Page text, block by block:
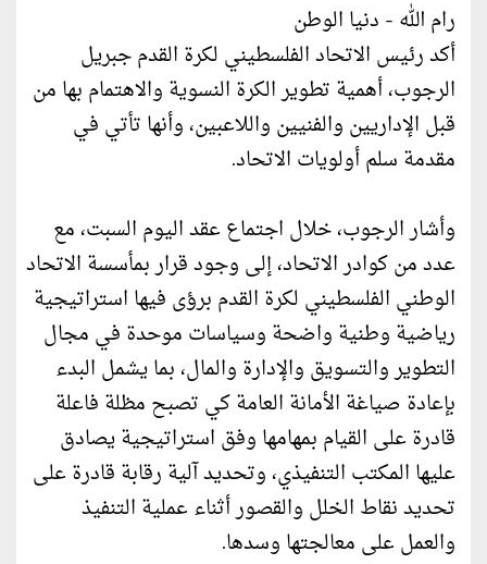
رام الله - دنيا الوطن
أكد رئيس الاتحاد الفلسطيني لكرة القدم جبريل
الرجوب، أهمية تطوير الكرة النسوية والاهتمام بها من
قبل الإداريين والفنيين واللاعبين، وأنها تأتي في
مقدمة سلم أولويات الاتحاد.
وأشار الرجوب، خلال اجتماع عقد اليوم السبت، مع
عدد من كوادر الاتحاد، إلى وجود قرار بمأسسة الاتحاد
الوطني الفلسطيني لكرة القدم برؤى فيها استراتيجية
رياضية وطنية واضحة وسياسات موحدة في مجال
التطوير والتسويق والإدارة والمال، بما يشمل البدء
بإعادة صياغة الأمانة العامة كي تصبح مظلة فاعلة
قادرة على القيام بمهامها وفق استراتيجية يصادق
عليها المكتب التنفيذي، وتحديد آلية رقابة قادرة على
تحديد نقاط الخلل والقصور أثناء عملية التنفيذ
والعمل على معالجتها وسدها.